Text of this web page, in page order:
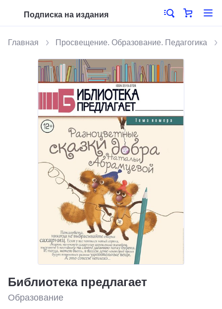
Подписка на издания
Главная Просвещение. Образование. Педагогика
Библиотека предлагает
Образование